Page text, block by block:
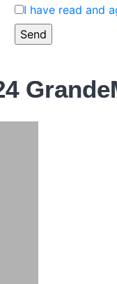
I have read and